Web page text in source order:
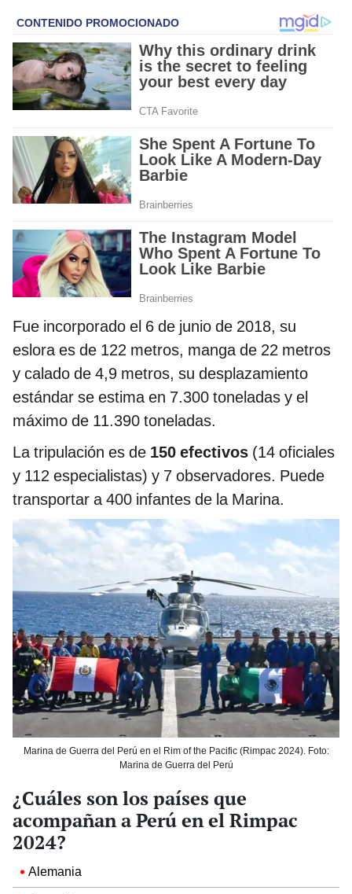
Fue incorporado el 6 de junio de 2018, su
eslora es de 122 metros, manga de 22 metros
y calado de 4,9 metros, su desplazamiento
estándar se estima en 7.300 toneladas y el
máximo de 11.390 toneladas.
La tripulación es de 150 efectivos (14 oficiales
y 112 especialistas) y 7 observadores. Puede
transportar a 400 infantes de la Marina.
Marina de Guerra del Perú en el Rim of the Pacific (Rimpac 2024). Foto:
Marina de Guerra del Perú
¿Cuáles son los países que
acompañan a Perú en el Rimpac
2024?
Alemania